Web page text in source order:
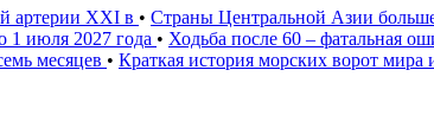
артерии XXI в • Страны Центральной Азии
1 июля 2027 года • Ходьба после 60 – фатальная
месяцев • Краткая история морских ворот мира